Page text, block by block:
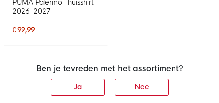
PUMA Palermo Thuisshirt
2026-2027
€ 99,99
Ben je tevreden met het assortiment?
Ja Nee